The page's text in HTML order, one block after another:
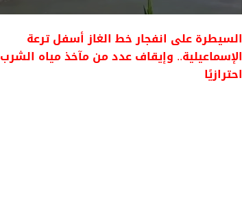
السيطرة على انفجار خط الغاز أسفل ترعة
الإسماعيلية.. وإيقاف عدد من مآخذ مياه الشرب
احترازيًا